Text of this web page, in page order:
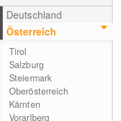
Deutschland
Österreich
Tirol
Salzburg
Steiermark
Oberösterreich
Kärnten
Vorarlberg